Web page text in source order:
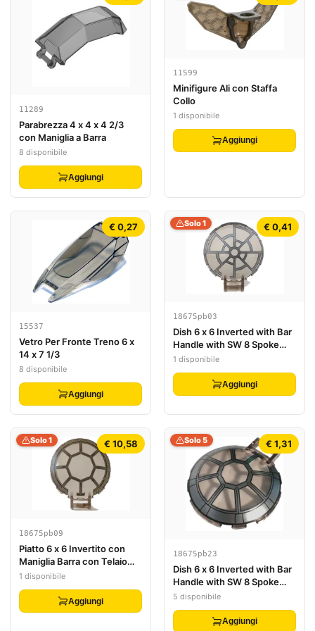
11289
Parabrezza 4 x 4 x 4 2/3
con Maniglia a Barra
8 disponibile
Aggiungi
11599
Minifigure Ali con Staffa
Collo
1 disponibile
Aggiungi
€ 0,27
15537
Vetro Per Fronte Treno 6 x
14 x 7 1/3
8 disponibile
Aggiungi
€ 0,41
Solo 1
18675pb03
Dish 6 x 6 Inverted with Bar
Handle with SW 8 Spoke
Death Star Window Pattern
1 disponibile
Aggiungi
€ 10,58
Solo 1
18675pb09
Piatto 6 x 6 Invertito con
Maniglia Barra con Telaio
SW 8 Raggi Grigio Azzurrino
Abitacolo TIE
1 disponibile
Aggiungi
€ 1,31
Solo 5
18675pb23
Dish 6 x 6 Inverted with Bar
Handle with SW 8 Spoke
Silver and Black Frame TIE
5 disponibile
Aggiungi